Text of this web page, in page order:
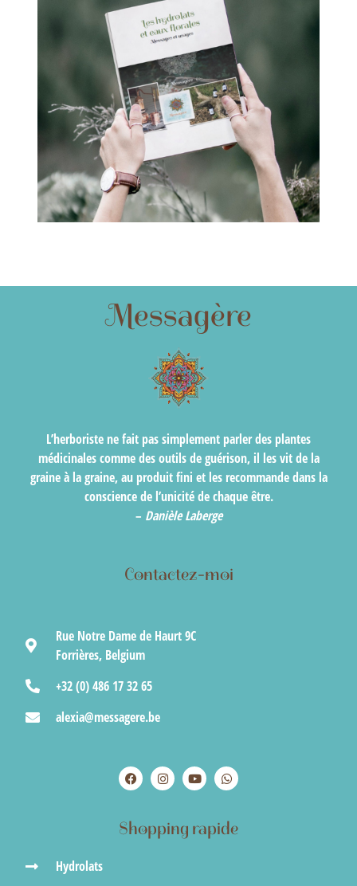
Messagère
L’herboriste ne fait pas simplement parler des plantes
médicinales comme des outils de guérison, il les vit de la
graine à la graine, au produit fini et les recommande dans la
conscience de l’unicité de chaque être.
– Danièle Laberge
Contactez-moi
Rue Notre Dame de Haurt 9C
Forrières, Belgium
+32 (0) 486 17 32 65
alexia@messagere.be
Shopping rapide
Hydrolats